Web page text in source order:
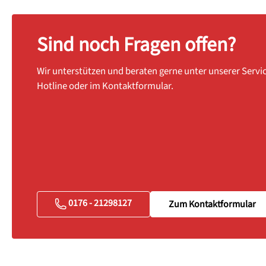
Sind noch Fragen offen?
Wir unterstützen und beraten gerne unter unserer
Hotline oder im Kontaktformular.
0176 - 21298127 Zum Kontaktformular